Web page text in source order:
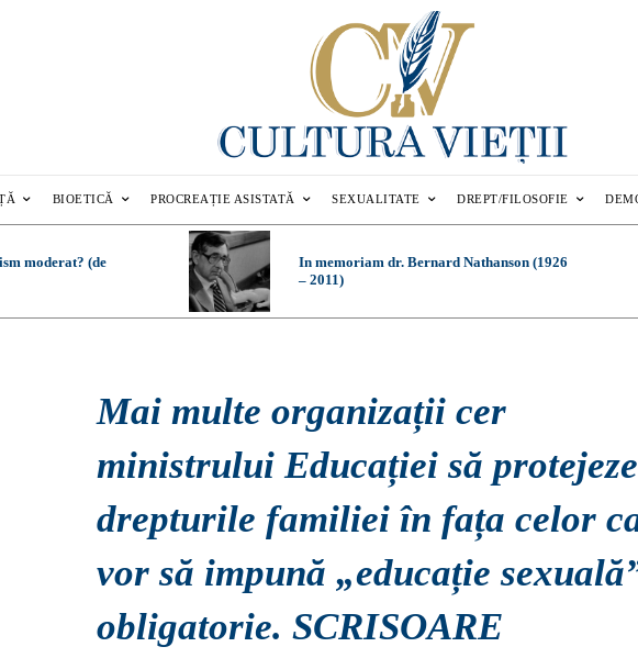
BIOETICĂ PROCREAȚIE ASISTATĂ SEXUALITATE DREPT/FILOSOFIE
moderat? (de
In memoriam dr. Bernard Nathanson (1926
– 2011)
Mai multe organizații cer
ministrului Educației să protejeze
drepturile familiei în fața celor
vor să impună „educație
obligatorie. SCRISOARE